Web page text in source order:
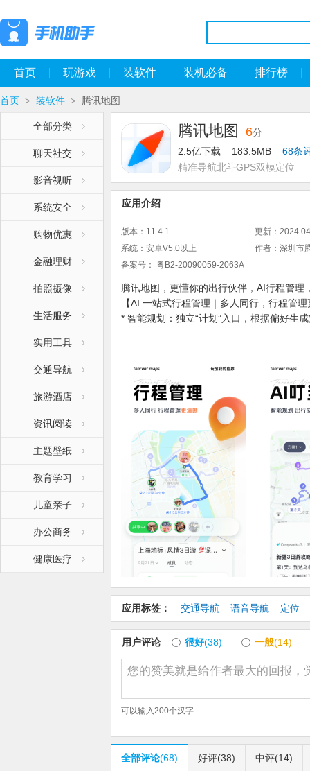
首页 玩游戏 装软件 装机必备 排行榜
首页 > 装软件 > 腾讯地图
全部分类
聊天社交
影音视听
系统安全
购物优惠
金融理财
拍照摄像
生活服务
实用工具
交通导航
旅游酒店
资讯阅读
主题壁纸
教育学习
儿童亲子
办公商务
健康医疗
腾讯地图 6分
2.5亿下载
183.5MB
68条
精准导航北斗GPS双模定位
应用介绍
版本： 11.4.1 更新：
系统： 安卓V5.0以上 作者： 深圳市
备案号： 粤B2-20090059-2063A
腾讯地图，更懂你的出行伙伴，AI行程管理
【AI 一站式行程管理｜多人同行，行程管
* 智能规划：独立“计划”入口，根据偏好生
【AI 叮当再进化｜全流程 AI 陪伴，省心更
【精准导航与服务｜全场景覆盖，出行更高
【特色与趣味｜让导航也有个性与温度】
【性能与视觉｜轻盈流畅，体验焕新】
【联系我们】
* 如在使用中遇到任何问题或有宝贵建议，
入官方用户QQ群：293687610，我们将第
* 为提供持续精准的导航服务，应用在后
耗。
【更新日志】:
腾讯地图V11.4版本全新升级，超多实用新
【行程】暑假团建季，一键统筹团队路线
【面对面传输】地点、路线、指南攻略等
应用标签： 交通导航 语音导航 定位
用户评论 很好(38) 一般(14)
可以输入200个汉字
全部评论(68) 好评(38) 中评(14)